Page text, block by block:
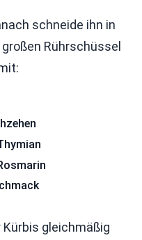
schneide ihn in
Rührschüssel
gleichmäßig